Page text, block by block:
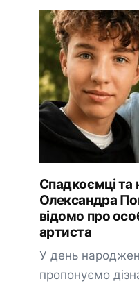
Спадкоємці та
Олександра
відомо про
артиста
У день
пропонуємо